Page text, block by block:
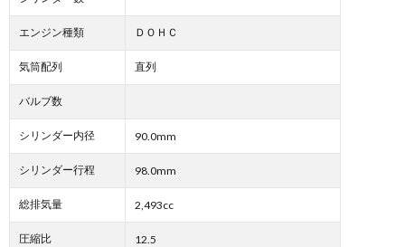
エンジン種類 ＤＯＨＣ
気筒配列 直列
バルブ数
シリンダー内径 90.0mm
シリンダー行程 98.0mm
総排気量 2,493cc
圧縮比 12.5